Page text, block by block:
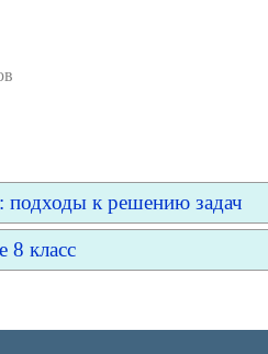
подходы к решению задач
8 класс